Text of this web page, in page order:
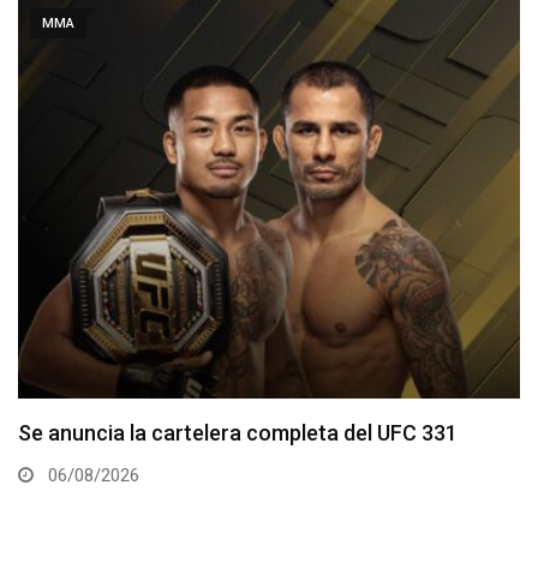
MMA
La hija de Frank Mir competirá en el Dana White’s
Contender Series